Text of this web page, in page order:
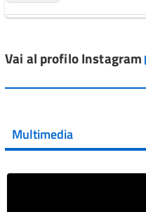
Vai al post →
Vai al post →
Vai al profilo Instagram
Multimedia